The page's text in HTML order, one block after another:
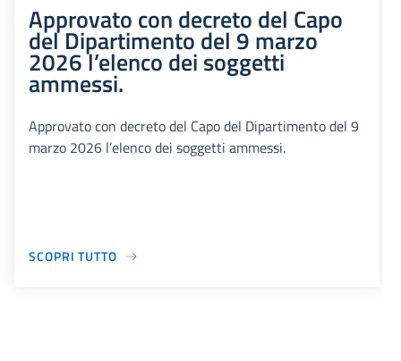
Approvato con decreto del Capo
del Dipartimento del 9 marzo
2026 l’elenco dei soggetti
ammessi.
Approvato con decreto del Capo del Dipartimento del 9
marzo 2026 l’elenco dei soggetti ammessi.
SCOPRI TUTTO